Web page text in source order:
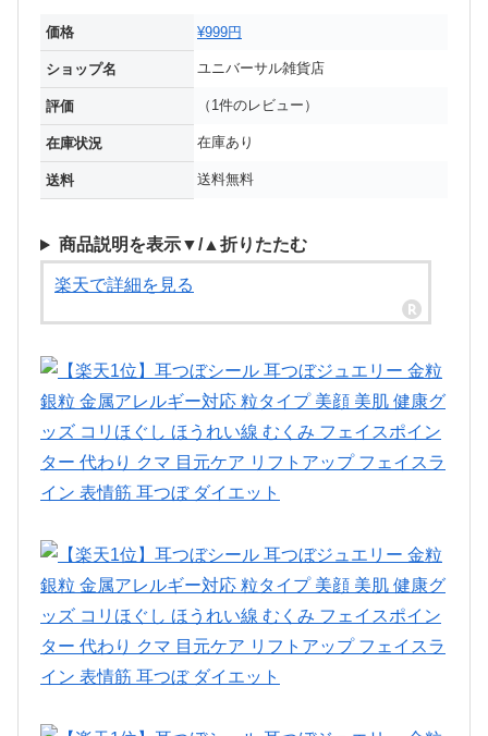
価格 ¥999円
ショップ名 ユニバーサル雑貨店
評価 （1件のレビュー）
在庫状況 在庫あり
送料 送料無料
商品説明を表示▼/▲折りたたむ
楽天で詳細を見る